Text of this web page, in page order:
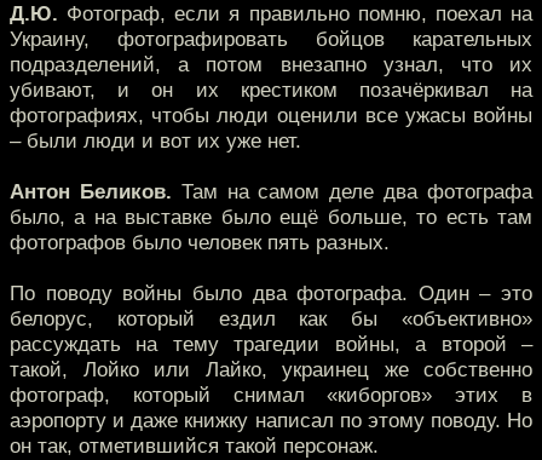
Д.Ю. Фотограф, если я правильно помню, поехал на
Украину, фотографировать бойцов карательных
подразделений, а потом внезапно узнал, что их
убивают, и он их крестиком позачёркивал на
фотографиях, чтобы люди оценили все ужасы войны
– были люди и вот их уже нет.
Антон Беликов. Там на самом деле два фотографа
было, а на выставке было ещё больше, то есть там
фотографов было человек пять разных.
По поводу войны было два фотографа. Один – это
белорус, который ездил как бы «объективно»
рассуждать на тему трагедии войны, а второй –
такой, Лойко или Лайко, украинец же собственно
фотограф, который снимал «киборгов» этих в
аэропорту и даже книжку написал по этому поводу. Но
он так, отметившийся такой персонаж.